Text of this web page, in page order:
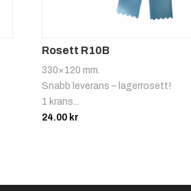
3:a
Rosett R10B
330×120 mm.
Snabb leverans – lagerrosett!
1 krans...
24.00 kr